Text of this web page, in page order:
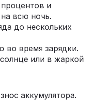
и
всю ночь.
до нескольких
во время зарядки.
или в жаркой
аккумулятора.